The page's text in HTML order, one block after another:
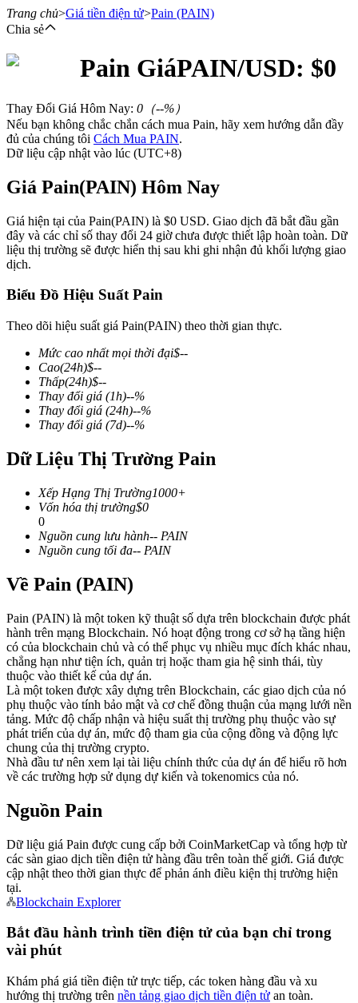
Hợp đồng tương lai
USDT Futures
COIN-M Futures
Futures sử dụng token làm tài sản thế chấp
TradFi
Phái sinh cổ phiếu, ngoại hối, kim loại quý và hàng hóa
USDC Futures vĩnh cửu
Futures sử dụng USDC làm tài sản thế chấp
Sao chép Giao dịch
Tham gia cùng các nhà giao dịch hàng đầu
Trang chủ>Giá tiền điện tử>Pain (PAIN)
Chia sẻ
Pain GiáPAIN/USD: $0
Thay Đổi Giá Hôm Nay: 0 （--%）
Nếu bạn không chắc chắn cách mua Pain, hãy xem hướng dẫn đầy
đủ của chúng tôi Cách Mua PAIN.
Dữ liệu cập nhật vào lúc (UTC+8)
Giá Pain(PAIN) Hôm Nay
Giá hiện tại của Pain(PAIN) là $0 USD. Giao dịch đã bắt đầu gần
đây và các chỉ số thay đổi 24 giờ chưa được thiết lập hoàn toàn. Dữ
liệu thị trường sẽ được hiển thị sau khi ghi nhận đủ khối lượng giao
dịch.
Biểu Đồ Hiệu Suất Pain
Theo dõi hiệu suất giá Pain(PAIN) theo thời gian thực.
Mức cao nhất mọi thời đại$--
Cao(24h)$--
Thấp(24h)$--
Thay đổi giá (1h)--%
Thay đổi giá (24h)--%
Thay đổi giá (7d)--%
Dữ Liệu Thị Trường Pain
Xếp Hạng Thị Trường1000+
Vốn hóa thị trường$0
0
Nguồn cung lưu hành-- PAIN
Nguồn cung tối đa-- PAIN
Về Pain (PAIN)
Pain (PAIN) là một token kỹ thuật số dựa trên blockchain được phát
hành trên mạng Blockchain. Nó hoạt động trong cơ sở hạ tầng hiện
có của blockchain chủ và có thể phục vụ nhiều mục đích khác nhau,
chẳng hạn như tiện ích, quản trị hoặc tham gia hệ sinh thái, tùy
thuộc vào thiết kế của dự án.
Là một token được xây dựng trên Blockchain, các giao dịch của nó
phụ thuộc vào tính bảo mật và cơ chế đồng thuận của mạng lưới nền
tảng. Mức độ chấp nhận và hiệu suất thị trường phụ thuộc vào sự
phát triển của dự án, mức độ tham gia của cộng đồng và động lực
chung của thị trường crypto.
Nhà đầu tư nên xem lại tài liệu chính thức của dự án để hiểu rõ hơn
về các trường hợp sử dụng dự kiến và tokenomics của nó.
Nguồn Pain
Dữ liệu giá Pain được cung cấp bởi CoinMarketCap và tổng hợp từ
các sàn giao dịch tiền điện tử hàng đầu trên toàn thế giới. Giá được
cập nhật theo thời gian thực để phản ánh điều kiện thị trường hiện
tại.
Blockchain Explorer
Bắt đầu hành trình tiền điện tử của bạn chỉ trong
vài phút
Khám phá giá tiền điện tử trực tiếp, các token hàng đầu và xu
hướng thị trường trên nền tảng giao dịch tiền điện tử an toàn.